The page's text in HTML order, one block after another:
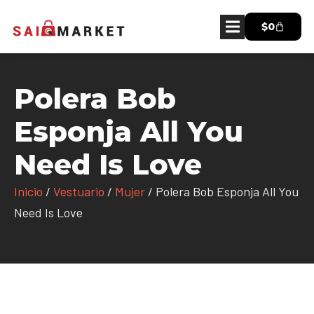
$0
Polera Bob
Esponja All You
Need Is Love
Inicio / Vestuario / Mujer / Polera Bob Esponja All You
Need Is Love